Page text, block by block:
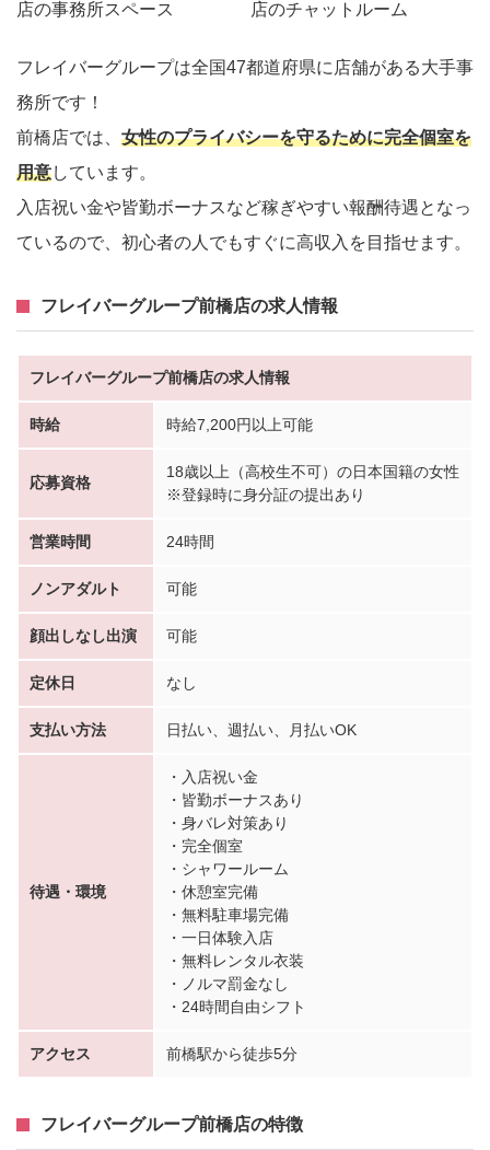
フレイバーグループは全国47都道府県に店舗がある大手事
務所です！
前橋店では、 女性のプライバシーを守るために完全個室を
用意しています。
入店祝い金や皆勤ボーナスなど稼ぎやすい報酬待遇となっ
ているので、初心者の人でもすぐに高収入を目指せます。
フレイバーグループ前橋店の求人情報
フレイバーグループ前橋店の求人情報
時給 時給7,200円以上可能
応募資格
18歳以上（高校生不可）の日本国籍の女性
※登録時に身分証の提出あり
営業時間 24時間
ノンアダルト 可能
顔出しなし出演 可能
定休日 なし
支払い方法 日払い、週払い、月払いOK
待遇・環境
・入店祝い金
・皆勤ボーナスあり
・身バレ対策あり
・完全個室
・シャワールーム
・休憩室完備
・無料駐車場完備
・一日体験入店
・無料レンタル衣装
・ノルマ罰金なし
・24時間自由シフト
アクセス 前橋駅から徒歩5分
フレイバーグループ前橋店の特徴